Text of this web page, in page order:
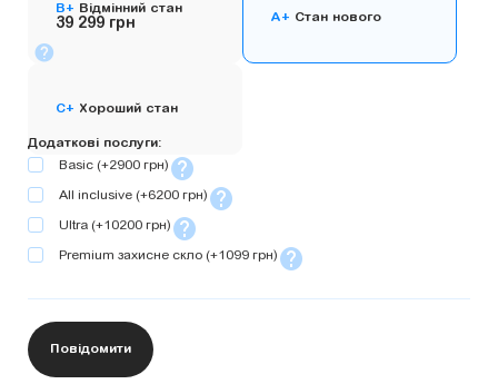
B+ Відмінний стан
39 299 грн A+ Стан нового
C+ Хороший стан
Додаткові послуги
Basic (+2900 грн)
All inclusive (+6200 грн)
Ultra (+10200 грн)
Premium захисне скло (+1099 грн)
Повідомити